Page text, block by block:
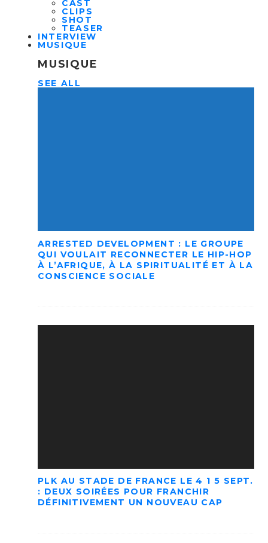
CAST
CLIPS
SHOT
TEASER
INTERVIEW
MUSIQUE
MUSIQUE
SEE ALL
ARRESTED DEVELOPMENT : LE GROUPE
QUI VOULAIT RECONNECTER LE HIP-HOP
À L’AFRIQUE, À LA SPIRITUALITÉ ET À LA
CONSCIENCE SOCIALE
PLK AU STADE DE FRANCE LE 4 1 5 SEPT.
: DEUX SOIRÉES POUR FRANCHIR
DÉFINITIVEMENT UN NOUVEAU CAP